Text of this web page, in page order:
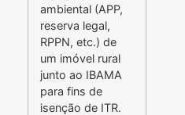
ambiental (APP,
reserva legal,
RPPN, etc.) de
um imóvel rural
junto ao IBAMA
para fins de
isenção de ITR.